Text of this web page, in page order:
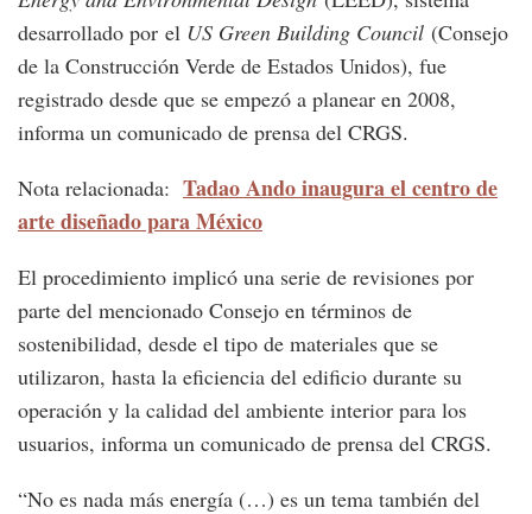
desarrollado por el US Green Building Council (Consejo
de la Construcción Verde de Estados Unidos), fue
registrado desde que se empezó a planear en 2008,
informa un comunicado de prensa del CRGS.
Nota relacionada: Tadao Ando inaugura el centro de
arte diseñado para México
El procedimiento implicó una serie de revisiones por
parte del mencionado Consejo en términos de
sostenibilidad, desde el tipo de materiales que se
utilizaron, hasta la eficiencia del edificio durante su
operación y la calidad del ambiente interior para los
usuarios, informa un comunicado de prensa del CRGS.
“No es nada más energía (…) es un tema también del